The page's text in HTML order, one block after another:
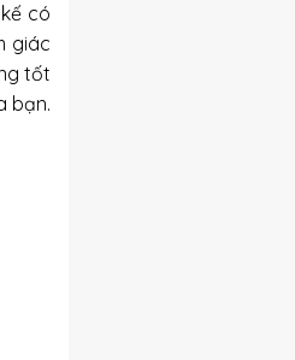
có
giác
tốt
bạn.